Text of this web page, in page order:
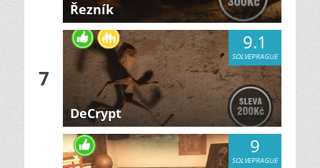
Řezník
7
9.1
SOLVEPRAGUE
DeCrypt
9
SOLVEPRAGUE